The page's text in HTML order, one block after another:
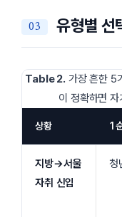
유형별
상황 1
지방→서울
자취 신입
청
Table 2. 가장 흔한 5
이 정확하면